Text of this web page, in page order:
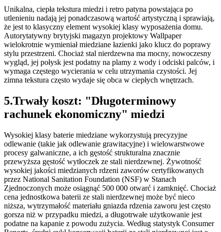
Unikalna, ciepła tekstura miedzi i retro patyna powstająca po
utlenieniu nadają jej ponadczasową wartość artystyczną i sprawiają,
że jest to klasyczny element wysokiej klasy wyposażenia domu.
Autorytatywny brytyjski magazyn projektowy Wallpaper
wielokrotnie wymieniał miedziane łazienki jako klucz do poprawy
stylu przestrzeni. Chociaż stal nierdzewna ma mocny, nowoczesny
wygląd, jej połysk jest podatny na plamy z wody i odciski palców, i
wymaga częstego wycierania w celu utrzymania czystości. Jej
zimna tekstura często wydaje się obca w ciepłych wnętrzach.
5.Trwały koszt: "Długoterminowy
rachunek ekonomiczny" miedzi
Wysokiej klasy baterie miedziane wykorzystują precyzyjne
odlewanie (takie jak odlewanie grawitacyjne) i wielowarstwowe
procesy galwaniczne, a ich gęstość strukturalna znacznie
przewyższa gęstość wytłoczek ze stali nierdzewnej. Żywotność
wysokiej jakości miedzianych rdzeni zaworów certyfikowanych
przez National Sanitation Foundation (NSF) w Stanach
Zjednoczonych może osiągnąć 500 000 otwarć i zamknięć. Chociaż
cena jednostkowa baterii ze stali nierdzewnej może być nieco
niższa, wytrzymałość materiału gniazda rdzenia zaworu jest często
gorsza niż w przypadku miedzi, a długotrwałe użytkowanie jest
podatne na kapanie z powodu zużycia. Według statystyk Consumer